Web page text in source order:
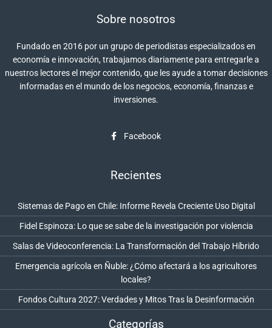
Sobre nosotros
Fundado en 2016 por un grupo de periodistas especializados en
economía e innovación, trabajamos diariamente para entregarle a
nuestros lectores el mejor contenido, que les ayude a tomar decisiones
informadas en el mundo de los negocios, economía, finanzas e
inversiones.
Facebook
Recientes
Sistemas de Pago en Chile: Informe Revela Creciente Uso Digital
Fidel Espinoza: Lo que se sabe de la investigación por violencia
Salas de Videoconferencia: La Transformación del Trabajo Híbrido
Emergencia agrícola en Ñuble: ¿Cómo afectará a los agricultores
locales?
Fondos Cultura 2027: Verdades y Mitos Tras la Desinformación
Categorías